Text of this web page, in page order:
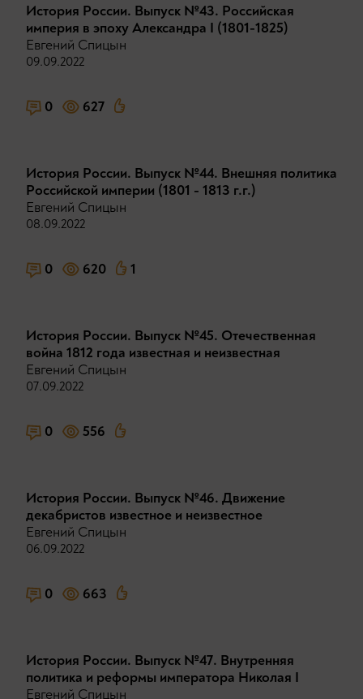
История России. Выпуск №43. Российская
империя в эпоху Александра I (1801-1825)
Евгений Спицын
09.09.2022
0 627
История России. Выпуск №44. Внешняя политика
Российской империи (1801 - 1813 г.г.)
Евгений Спицын
08.09.2022
0 620 1
История России. Выпуск №45. Отечественная
война 1812 года известная и неизвестная
Евгений Спицын
07.09.2022
0 556
История России. Выпуск №46. Движение
декабристов известное и неизвестное
Евгений Спицын
06.09.2022
0 663
История России. Выпуск №47. Внутренняя
политика и реформы императора Николая I
Евгений Спицын